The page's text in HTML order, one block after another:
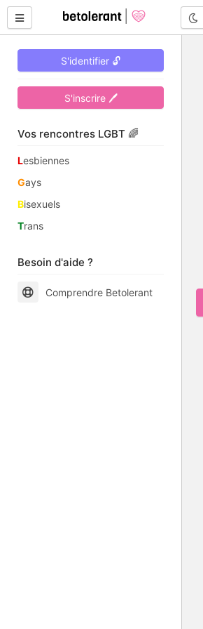
S'identifier 🔓
S'inscrire 🖊
Vos rencontres LGBT 🌈
Lesbiennes
Gays
Bisexuels
Trans
Besoin d'aide ?
Comprendre Betolerant